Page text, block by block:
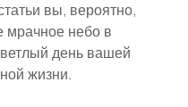
вы, вероятно,
мрачное небо в
день вашей
жизни.